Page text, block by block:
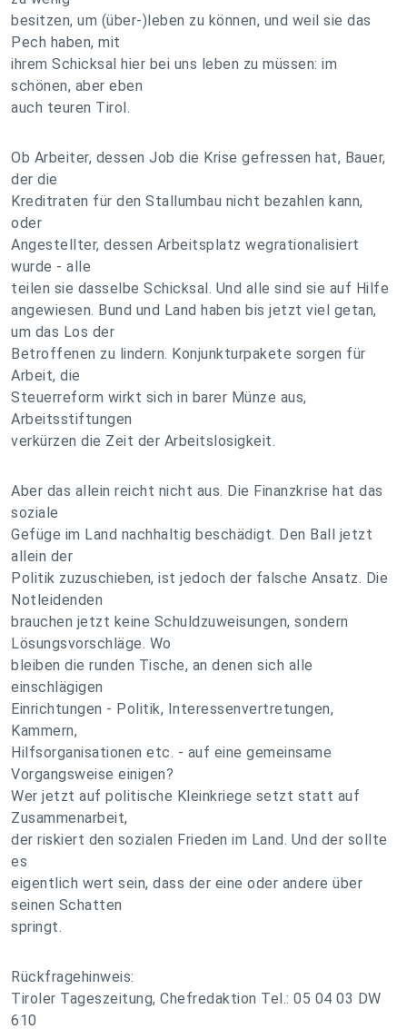
besitzen, um (über-)leben zu können, und weil sie das
Pech haben, mit
ihrem Schicksal hier bei uns leben zu müssen: im
schönen, aber eben
auch teuren Tirol.
Ob Arbeiter, dessen Job die Krise gefressen hat, Bauer,
der die
Kreditraten für den Stallumbau nicht bezahlen kann,
oder
Angestellter, dessen Arbeitsplatz wegrationalisiert
wurde - alle
teilen sie dasselbe Schicksal. Und alle sind sie auf Hilfe
angewiesen. Bund und Land haben bis jetzt viel getan,
um das Los der
Betroffenen zu lindern. Konjunkturpakete sorgen für
Arbeit, die
Steuerreform wirkt sich in barer Münze aus,
Arbeitsstiftungen
verkürzen die Zeit der Arbeitslosigkeit.
Aber das allein reicht nicht aus. Die Finanzkrise hat das
soziale
Gefüge im Land nachhaltig beschädigt. Den Ball jetzt
allein der
Politik zuzuschieben, ist jedoch der falsche Ansatz. Die
Notleidenden
brauchen jetzt keine Schuldzuweisungen, sondern
Lösungsvorschläge. Wo
bleiben die runden Tische, an denen sich alle
einschlägigen
Einrichtungen - Politik, Interessenvertretungen,
Kammern,
Hilfsorganisationen etc. - auf eine gemeinsame
Vorgangsweise einigen?
Wer jetzt auf politische Kleinkriege setzt statt auf
Zusammenarbeit,
der riskiert den sozialen Frieden im Land. Und der sollte
es
eigentlich wert sein, dass der eine oder andere über
seinen Schatten
springt.
Rückfragehinweis:
Tiroler Tageszeitung, Chefredaktion Tel.: 05 04 03 DW
610